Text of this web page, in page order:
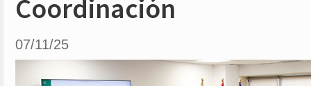
Coordinación
07/11/25